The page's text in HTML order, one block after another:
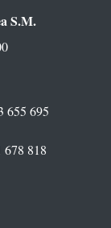
S.M.
655 695
818